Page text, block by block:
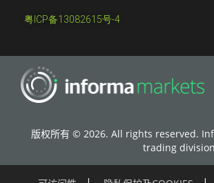
粤ICP备13082615号-4
版权所有 © 2026. All rights reserved.
trading